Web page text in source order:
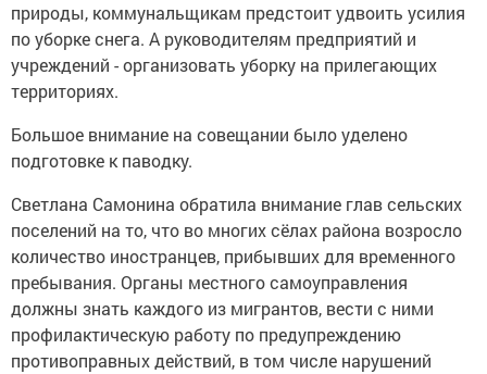
природы, коммунальщикам предстоит удвоить усилия
по уборке снега. А руководителям предприятий и
учреждений - организовать уборку на прилегающих
территориях.
Большое внимание на совещании было уделено
подготовке к паводку.
Светлана Самонина обратила внимание глав сельских
поселений на то, что во многих сёлах района возросло
количество иностранцев, прибывших для временного
пребывания. Органы местного самоуправления
должны знать каждого из мигрантов, вести с ними
профилактическую работу по предупреждению
противоправных действий, в том числе нарушений